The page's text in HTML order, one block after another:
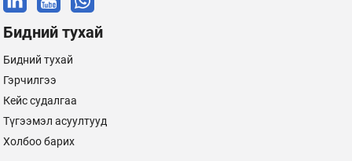
Бидний тухай
Бидний тухай
Гэрчилгээ
Кейс судалгаа
Түгээмэл асуултууд
Холбоо барих